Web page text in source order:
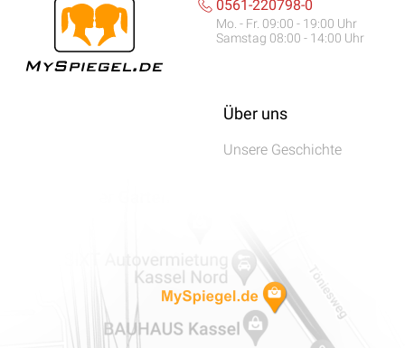
0561-220798-0
Mo. - Fr. 09:00 - 19:00 Uhr
Samstag 08:00 - 14:00 Uhr
Über uns
Unsere Geschichte